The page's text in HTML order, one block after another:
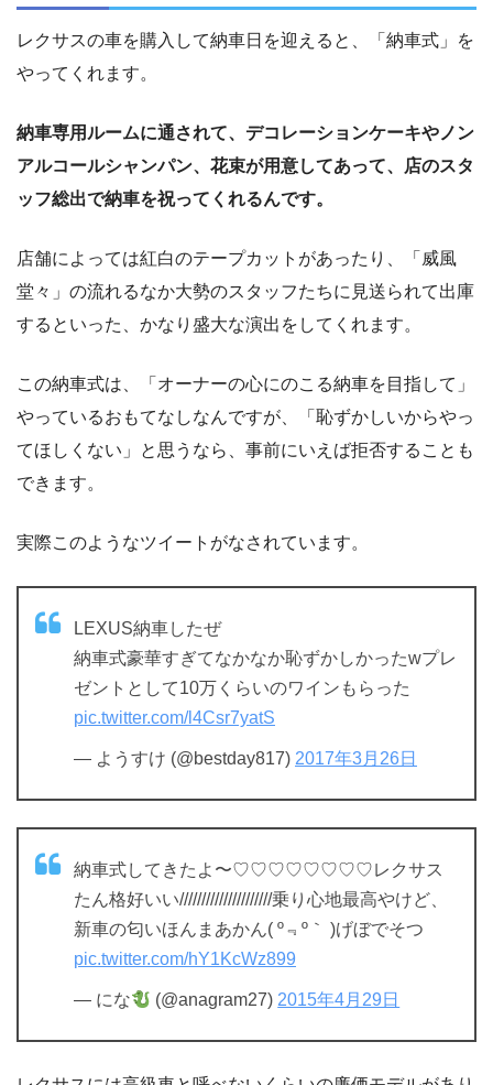
レクサスの車を購入して納車日を迎えると、「納車式」を
やってくれます。
納車専用ルームに通されて、デコレーションケーキやノン
アルコールシャンパン、花束が用意してあって、店のスタ
ッフ総出で納車を祝ってくれるんです。
店舗によっては紅白のテープカットがあったり、「威風
堂々」の流れるなか大勢のスタッフたちに見送られて出庫
するといった、かなり盛大な演出をしてくれます。
この納車式は、「オーナーの心にのこる納車を目指して」
やっているおもてなしなんですが、「恥ずかしいからやっ
てほしくない」と思うなら、事前にいえば拒否することも
できます。
実際このようなツイートがなされています。
LEXUS納車したぜ
納車式豪華すぎてなかなか恥ずかしかったwプレ
ゼントとして10万くらいのワインもらった
pic.twitter.com/l4Csr7yatS
— ようすけ (@bestday817) 2017年3月26日
納車式してきたよ〜♡♡♡♡♡♡♡♡レクサス
たん格好いい/////////////////////乗り心地最高やけど、
新車の匂いほんまあかん( º﹃º｀ )げぼでそつ
pic.twitter.com/hY1KcWz899
— にな (@anagram27) 2015年4月29日